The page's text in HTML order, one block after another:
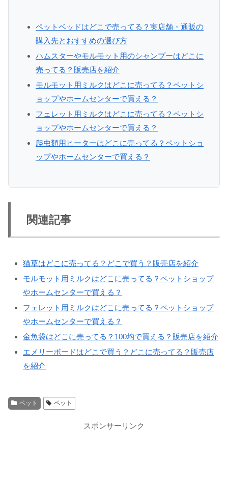
ペットベッドはどこで売ってる？実店舗・通販の
購入先とおすすめの選び方
ハムスターやモルモット用のシャンプーはどこに
売ってる？販売店を紹介
モルモット用ミルクはどこに売ってる？ペットシ
ョップやホームセンターで買える？
フェレット用ミルクはどこに売ってる？ペットシ
ョップやホームセンターで買える？
爬虫類用ヒーターはどこに売ってる？ペットショ
ップやホームセンターで買える？
関連記事
猫草はどこに売ってる？どこで買う？販売店を紹介
モルモット用ミルクはどこに売ってる？ペットショップ
やホームセンターで買える？
フェレット用ミルクはどこに売ってる？ペットショップ
やホームセンターで買える？
金魚袋はどこに売ってる？100均で買える？販売店を紹介
エメリーボードはどこで買う？どこに売ってる？販売店
を紹介
ペット ペット
スポンサーリンク